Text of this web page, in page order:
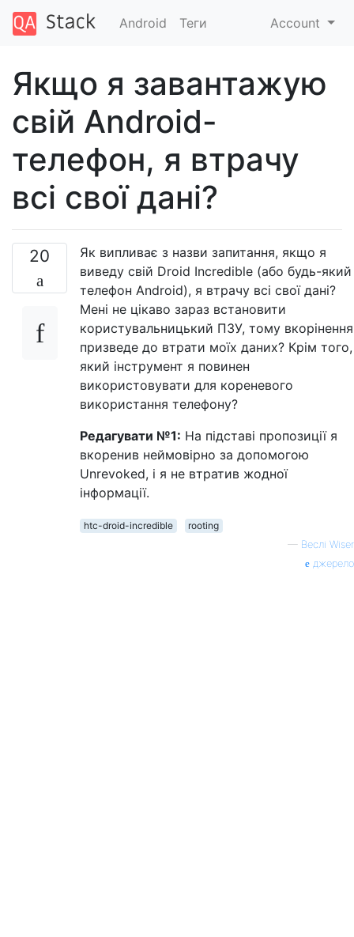
Android Теги Account
Якщо я завантажую
свій Android-
телефон, я втрачу
всі свої дані?
20
Як випливає з назви запитання, якщо я
виведу свій Droid Incredible (або будь-який
телефон Android), я втрачу всі свої дані?
Мені не цікаво зараз встановити
користувальницький ПЗУ, тому вкорінення
призведе до втрати моїх даних? Крім того,
який інструмент я повинен
використовувати для кореневого
використання телефону?
Редагувати №1: На підставі пропозиції я
вкоренив неймовірно за допомогою
Unrevoked, і я не втратив жодної
інформації.
htc-droid-incredible
rooting
— Веслі Wiser
джерело